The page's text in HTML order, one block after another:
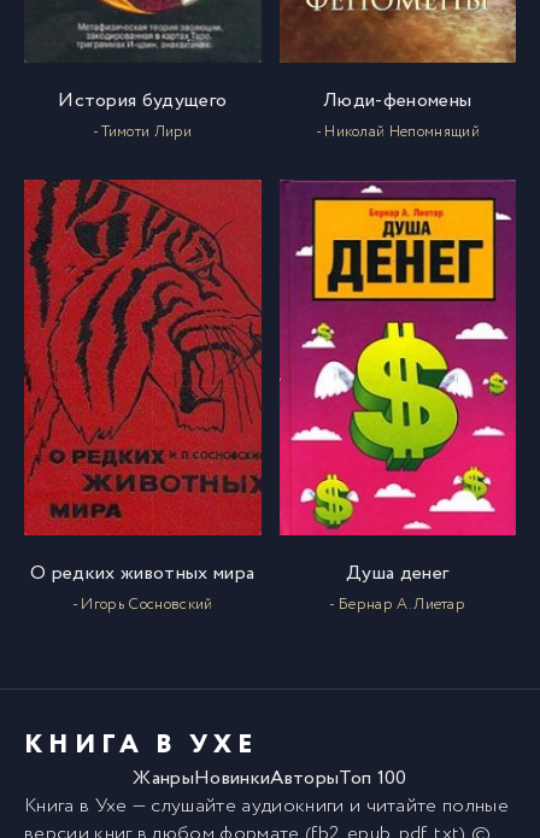
История будущего
- Тимоти Лири
Люди-феномены
- Николай Непомнящий
О редких животных мира
- Игорь Сосновский
Душа денег
- Бернар А. Лиетар
КНИГА В УХЕ
ЖанрыНовинкиАвторыТоп 100
Книга в Ухе — слушайте аудиокниги и читайте полные